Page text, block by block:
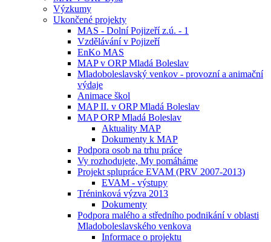
Výzkumy
Ukončené projekty
MAS - Dolní Pojizeří z.ú. - 1
Vzdělávání v Pojizeří
EnKo MAS
MAP v ORP Mladá Boleslav
Mladoboleslavský venkov - provozní a animační
výdaje
Animace škol
MAP II. v ORP Mladá Boleslav
MAP ORP Mladá Boleslav
Aktuality MAP
Dokumenty k MAP
Podpora osob na trhu práce
Vy rozhodujete, My pomáháme
Projekt splupráce EVAM (PRV 2007-2013)
EVAM - výstupy
Tréninková výzva 2013
Dokumenty
Podpora malého a středního podnikání v oblasti
Mladoboleslavského venkova
Informace o projektu